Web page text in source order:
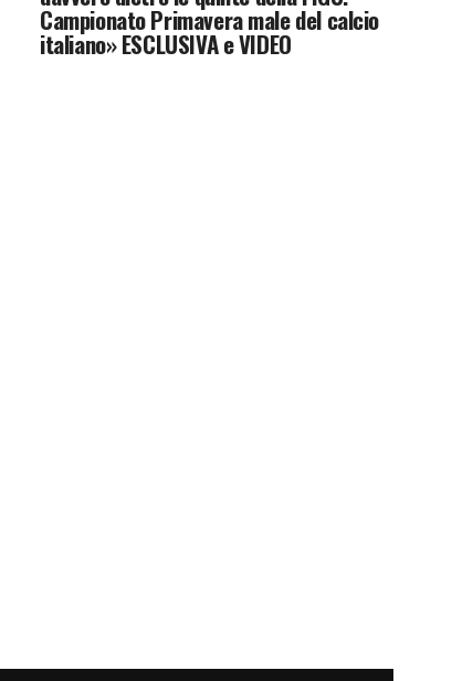
Campionato Primavera male del calcio
italiano» ESCLUSIVA e VIDEO